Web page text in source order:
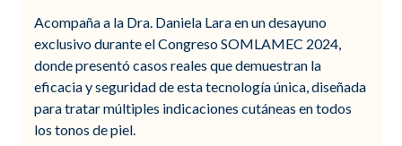
Acompaña a la Dra. Daniela Lara en un desayuno
exclusivo durante el Congreso SOMLAMEC 2024,
donde presentó casos reales que demuestran la
eficacia y seguridad de esta tecnología única, diseñada
para tratar múltiples indicaciones cutáneas en todos
los tonos de piel.